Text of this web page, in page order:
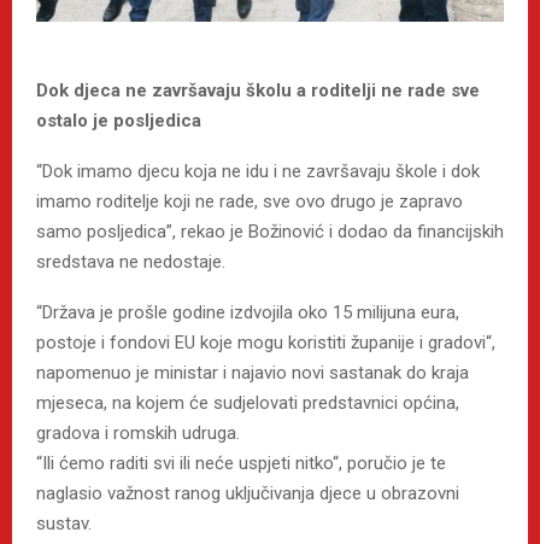
Dok djeca ne završavaju školu a roditelji ne rade sve
ostalo je posljedica
“Dok imamo djecu koja ne idu i ne završavaju škole i dok
imamo roditelje koji ne rade, sve ovo drugo je zapravo
samo posljedica”, rekao je Božinović i dodao da financijskih
sredstava ne nedostaje.
“Država je prošle godine izdvojila oko 15 milijuna eura,
postoje i fondovi EU koje mogu koristiti županije i gradovi“,
napomenuo je ministar i najavio novi sastanak do kraja
mjeseca, na kojem će sudjelovati predstavnici općina,
gradova i romskih udruga.
“Ili ćemo raditi svi ili neće uspjeti nitko“, poručio je te
naglasio važnost ranog uključivanja djece u obrazovni
sustav.